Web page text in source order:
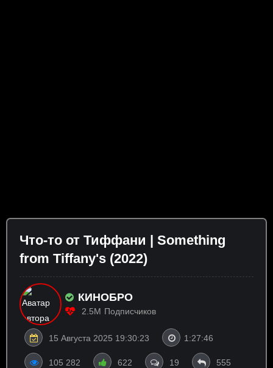
Что-то от Тиффани | Something
from Tiffany's (2022)
КИНОБРО
2.5M Подписчиков
15 Августа 2025 19:30:23 1:27:46
105 282 622 19 555